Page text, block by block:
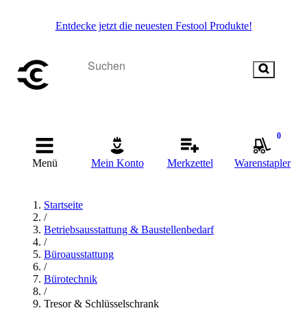
Entdecke jetzt die neuesten Festool Produkte!
Menü Mein Konto Merkzettel
0
Warenstapler
Startseite
/
Betriebsausstattung & Baustellenbedarf
/
Büroausstattung
/
Bürotechnik
/
Tresor & Schlüsselschrank